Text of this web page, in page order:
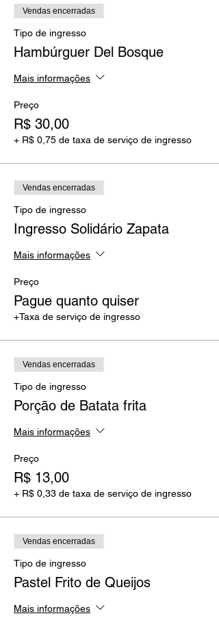
Vendas encerradas
Tipo de ingresso
Hambúrguer Del Bosque
Mais informações
Preço
R$ 30,00
+ R$ 0,75 de taxa de serviço de ingresso
Vendas encerradas
Tipo de ingresso
Ingresso Solidário Zapata
Mais informações
Preço
Pague quanto quiser
+Taxa de serviço de ingresso
Vendas encerradas
Tipo de ingresso
Porção de Batata frita
Mais informações
Preço
R$ 13,00
+ R$ 0,33 de taxa de serviço de ingresso
Vendas encerradas
Tipo de ingresso
Pastel Frito de Queijos
Mais informações